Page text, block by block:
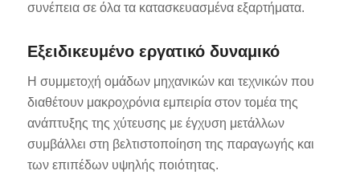
συνέπεια σε όλα τα κατασκευασμένα εξαρτήματα.
Εξειδικευμένο εργατικό δυναμικό
Η συμμετοχή ομάδων μηχανικών και τεχνικών που
διαθέτουν μακροχρόνια εμπειρία στον τομέα της
ανάπτυξης της χύτευσης με έγχυση μετάλλων
συμβάλλει στη βελτιστοποίηση της παραγωγής και
των επιπέδων υψηλής ποιότητας.